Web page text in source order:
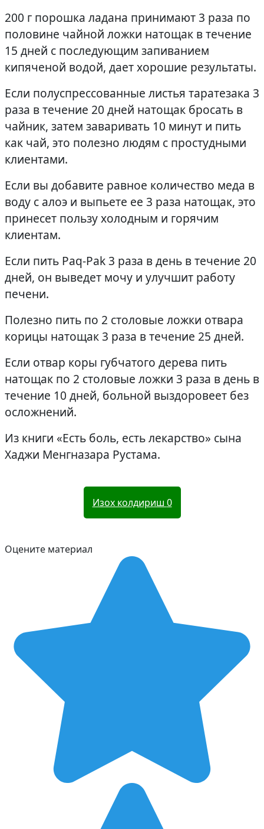
200 г порошка ладана принимают 3 раза по
половине чайной ложки натощак в течение
15 дней с последующим запиванием
кипяченой водой, дает хорошие результаты.
Если полуспрессованные листья таратезака 3
раза в течение 20 дней натощак бросать в
чайник, затем заваривать 10 минут и пить
как чай, это полезно людям с простудными
клиентами.
Если вы добавите равное количество меда в
воду с алоэ и выпьете ее 3 раза натощак, это
принесет пользу холодным и горячим
клиентам.
Если пить Paq-Pak 3 раза в день в течение 20
дней, он выведет мочу и улучшит работу
печени.
Полезно пить по 2 столовые ложки отвара
корицы натощак 3 раза в течение 25 дней.
Если отвар коры губчатого дерева пить
натощак по 2 столовые ложки 3 раза в день в
течение 10 дней, больной выздоровеет без
осложнений.
Из книги «Есть боль, есть лекарство» сына
Хаджи Менгназара Рустама.
Изох колдириш 0
Оцените материал